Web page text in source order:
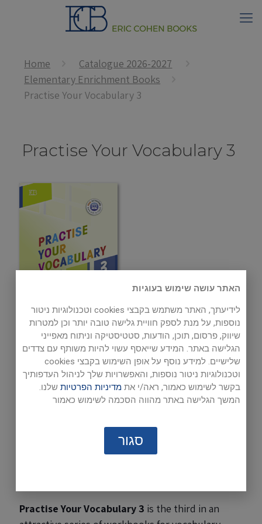
Home
Catalogue 2026-2027
Elementary Enrichment Books
Practise Your Vocabulary 3
Practise Your Vocabulary 3
Mimi Yotzer
Also available:
Free Activities(downloadable games)
Practise Your Vocabulary 3 is the third in an
סגור
האתר עושה שימוש בעוגיות
לידיעתך, האתר משתמש בקבצי cookies וטכנולוגיות ניטור
נוספות, על מנת לספק חוויית גלישה טובה יותר וכן למטרות
שיווק, פרסום, תוכן, הודעות, סטטיסטיקה וניתוח מאפייני
הגלישה באתר. המידע שייאסף עשוי להיות משותף עם צדדים
שלישיים. למידע נוסף על אופן השימוש בקבצי cookies
וטכנולוגיות ניטור נוספות, והאפשרויות שלך לניהול העדפותיך
בקשר לשימוש כאמור, ראה/י את מדיניות הפרטיותשלנו.
המשך הגלישה באתר מהווה הסכמה לשימוש כאמור